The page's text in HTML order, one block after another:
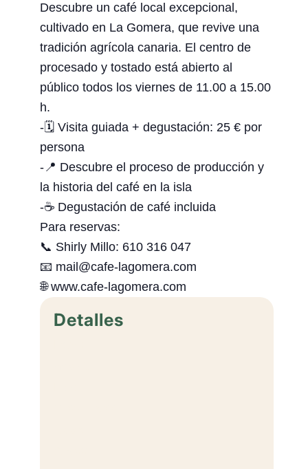
Descubre un café local excepcional,
cultivado en La Gomera, que revive una
tradición agrícola canaria. El centro de
procesado y tostado está abierto al
público todos los viernes de 11.00 a 15.00
h.
-🗓 Visita guiada + degustación: 25 € por
persona
-📍 Descubre el proceso de producción y
la historia del café en la isla
-☕ Degustación de café incluida
Para reservas:
📞 Shirly Millo: 610 316 047
📧 mail@cafe-lagomera.com
🌐 www.cafe-lagomera.com
Detalles